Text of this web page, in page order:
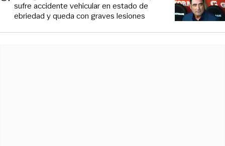
sufre accidente vehicular en estado de
ebriedad y queda con graves lesiones